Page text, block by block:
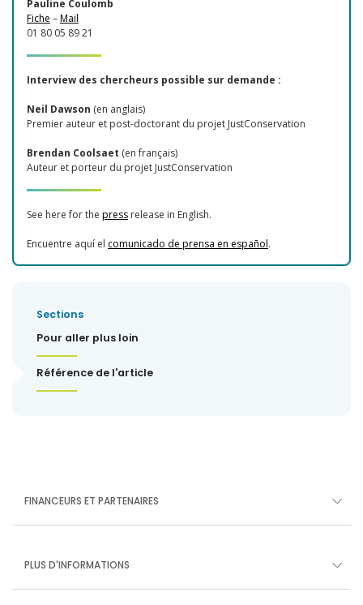
Pauline Coulomb
Fiche –Mail
01 80 05 89 21
Interview des chercheurs possible sur demande :
Neil Dawson (en anglais)
Premier auteur et post-doctorant du projet JustConservation
Brendan Coolsaet (en français)
Auteur et porteur du projet JustConservation
See herefor the press release in English.
Encuentre aquí el comunicado de prensa en español.
Sections
Pour aller plus loin
Référence de l'article
FINANCEURS ET PARTENAIRES
PLUS D'INFORMATIONS